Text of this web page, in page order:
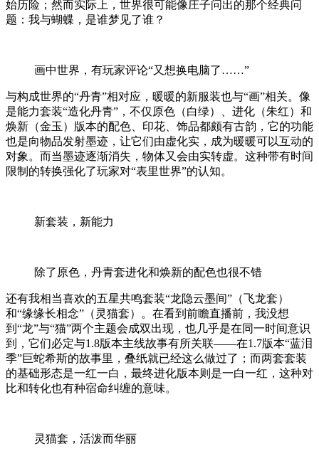
始历险；然而实际上，世界很可能像庄子问出的那个经典问
题：我与蝴蝶，是谁梦见了谁？
画中世界，有玩家评论“又想换电脑了……”
与构成世界的“丹青”相对应，暖暖的新服装也与“画”相关。像
是能力套装“造化丹青”，不仅原色（白绿）、进化（朱红）和
焕新（金玉）版本的配色、印花、饰品都颇有古韵，它的功能
也是向物品发射墨迹，让它们由虚化实，成为暖暖可以互动的
对象。而当墨迹逐渐消失，物体又会由实转虚。这种带有时间
限制的转换强化了玩家对“表里世界”的认知。
新套装，新能力
除了原色，丹青套进化和焕新的配色也很不错
还有我相当喜欢的五星共鸣套装“龙隐云墨间”（飞龙套）
和“缘缘长相念”（灵猫套）。在看到前瞻直播前，我没想
到“龙”与“猫”两个主题会成双出现，也几乎是在同一时间意识
到，它们必定与1.8版本主线故事有所关联——在1.7版本“蓝泪
季”巨蛇希斯的故事里，叠纸就已经这么做过了；而两套套装
的基础形态是一红一白，最终进化版本则是一白一红，这种对
比和转化也有种宿命纠缠的意味。
灵猫套，活泼而华丽